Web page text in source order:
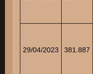
29/04/2023 381.887